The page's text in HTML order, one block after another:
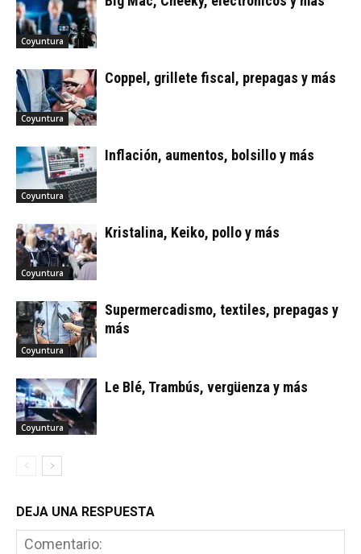
Coyuntura
Coyuntura
Coppel, grillete fiscal, prepagas y más
Coyuntura
Inflación, aumentos, bolsillo y más
Coyuntura
Kristalina, Keiko, pollo y más
Coyuntura
Supermercadismo, textiles, prepagas y
más
Coyuntura
Le Blé, Trambús, vergüenza y más
DEJA UNA RESPUESTA